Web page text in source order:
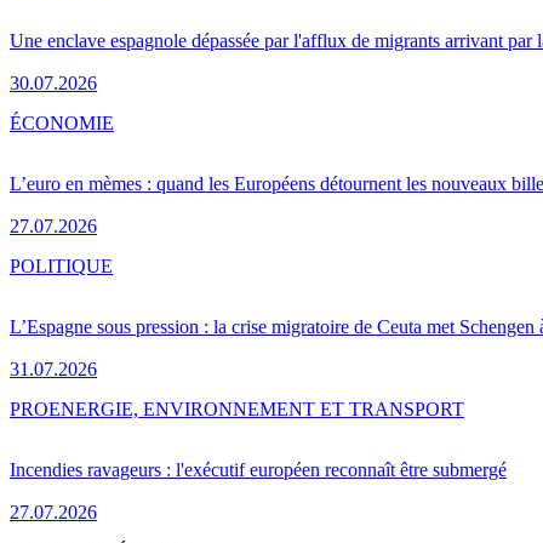
Une enclave espagnole dépassée par l'afflux de migrants arrivant par
30.07.2026
L’euro en mèmes : quand les Européens détournent les nouveaux
27.07.2026
ÉCONOMIE
L’Espagne sous pression : la crise migratoire de Ceuta met Schengen
31.07.2026
POLITIQUE
Incendies ravageurs : l'exécutif européen reconnaît être submergé
27.07.2026
PROENERGIE, ENVIRONNEMENT ET TRANSPORT